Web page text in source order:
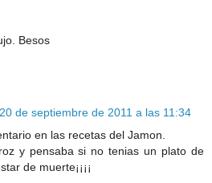
Besos
20 de septiembre de 2011 a las 11:34
en las recetas del Jamon.
y pensaba si no tenias un plato de
de muerte¡¡¡¡